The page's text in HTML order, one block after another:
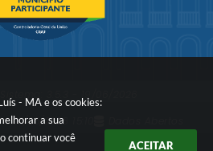
- MA e os cookies:
a sua
continuar você
ACEITAR
Servidor
07/08/2026 15:10